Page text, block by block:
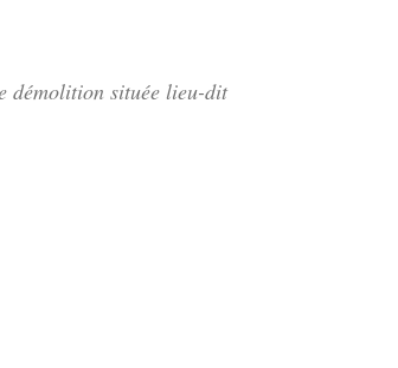
démolition située lieu-dit